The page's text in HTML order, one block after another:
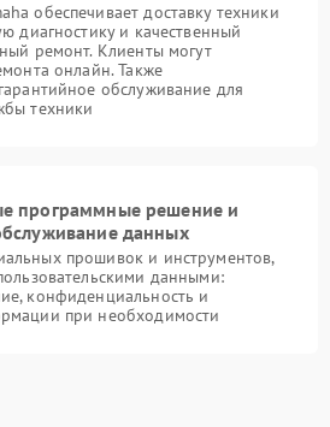
обеспечивает доставку техники
диагностику и качественный
ремонт. Клиенты могут
онлайн. Также
обслуживание для
техники
программные решение и
данных
прошивок и инструментов,
данными:
конфиденциальность и
при необходимости